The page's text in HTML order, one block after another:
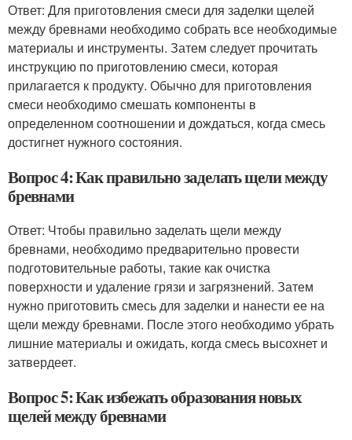
Ответ: Для приготовления смеси для заделки щелей
между бревнами необходимо собрать все необходимые
материалы и инструменты. Затем следует прочитать
инструкцию по приготовлению смеси, которая
прилагается к продукту. Обычно для приготовления
смеси необходимо смешать компоненты в
определенном соотношении и дождаться, когда смесь
достигнет нужного состояния.
Вопрос 4: Как правильно заделать щели между
бревнами
Ответ: Чтобы правильно заделать щели между
бревнами, необходимо предварительно провести
подготовительные работы, такие как очистка
поверхности и удаление грязи и загрязнений. Затем
нужно приготовить смесь для заделки и нанести ее на
щели между бревнами. После этого необходимо убрать
лишние материалы и ожидать, когда смесь высохнет и
затвердеет.
Вопрос 5: Как избежать образования новых
щелей между бревнами